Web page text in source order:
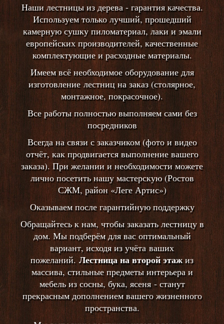
Наши лестницы из дерева - гарантия качества.
Используем только лучший, прошедший
камерную сушку пиломатериал, лаки и эмали
европейских производителей, качественные
комплектующие и расходные материалы.
Имеем всё необходимое оборудование для
изготовление лестниц на заказ (столярное,
монтажное, покрасочное).
Все работы полностью выполняем сами без
посредников
Всегда на связи с заказчиком (фото и видео
отчёт, как продвигается выполнение вашего
заказа). При желании и необходимости можете
лично посетить нашу мастерскую (Ростов
СЖМ, район «Леге Артис»)
Оказываем после гарантийную поддержку
Обращайтесь к нам, чтобы заказать лестницу в
дом. Мы подберём для вас оптимальный
вариант, исходя из учёта ваших
пожеланий.Лестница на второй этажиз
массива, стильные предметы интерьера и
мебель из сосны, бука, ясеня - станут
прекрасным дополнением вашего жизненного
пространства.